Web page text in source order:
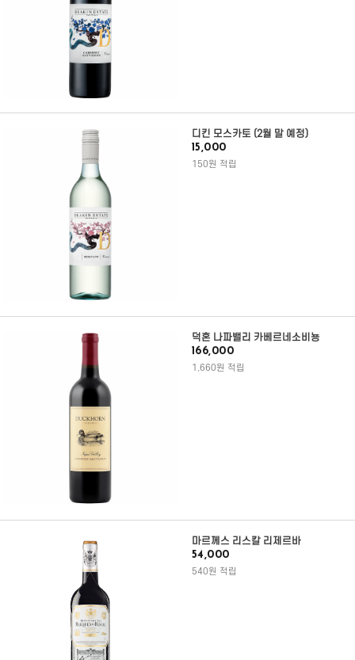
디킨 모스카토 (2월 말 예정)
15,000
150원 적립
덕혼 나파밸리 카베르네소비뇽
166,000
1,660원 적립
마르께스 리스칼 리제르바
54,000
540원 적립